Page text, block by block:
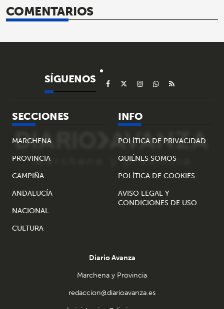
COMENTARIOS
SÍGUENOS
SECCIONES
MARCHENA
PROVINCIA
CAMPIÑA
ANDALUCÍA
NACIONAL
CULTURA
INFO
POLÍTICA DE PRIVACIDAD
QUIÉNES SOMOS
POLÍTICA DE COOKIES
AVISO LEGAL Y
CONDICIONES DE USO
Diario Avanza
Marchena y Provincia
redaccion@diarioavanza.es